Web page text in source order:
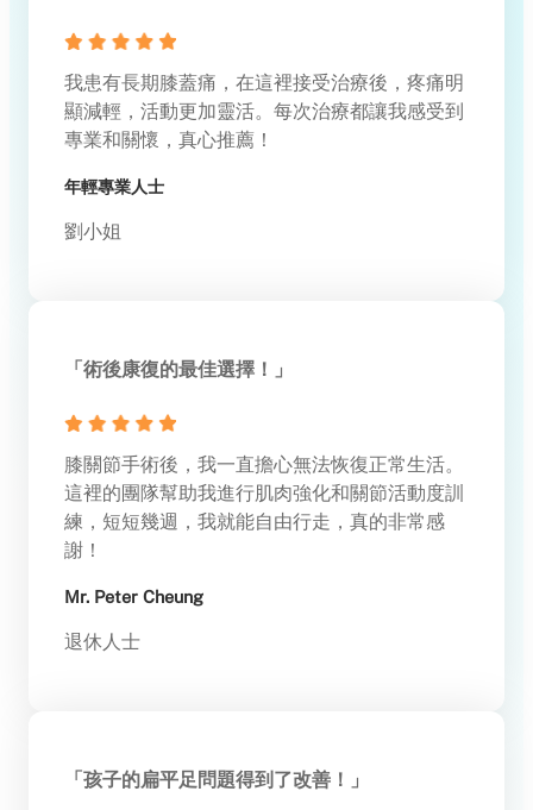
我患有長期膝蓋痛，在這裡接受治療後，疼痛明
顯減輕，活動更加靈活。每次治療都讓我感受到
專業和關懷，真心推薦！
年輕專業人士
劉小姐
「術後康復的最佳選擇！」
膝關節手術後，我一直擔心無法恢復正常生活。
這裡的團隊幫助我進行肌肉強化和關節活動度訓
練，短短幾週，我就能自由行走，真的非常感
謝！
Mr. Peter Cheung
退休人士
「孩子的扁平足問題得到了改善！」